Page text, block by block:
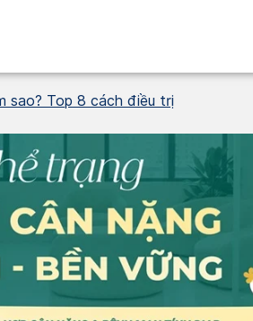
sao? Top 8 cách điều trị